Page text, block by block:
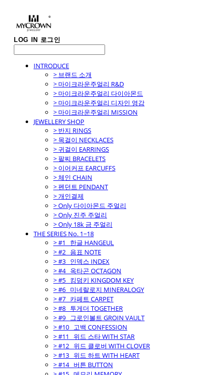
LOG IN 로그인
INTRODUCE
> 브랜드 소개
> 마이크라운주얼리 R&D
> 마이크라운주얼리 다이아몬드
> 마이크라운주얼리 디자인 영감
> 마이크라운주얼리 MISSION
JEWELLERY SHOP
> 반지 RINGS
> 목걸이 NECKLACES
> 귀걸이 EARRINGS
> 팔찌 BRACELETS
> 이어커프 EARCUFFS
> 체인 CHAIN
> 펜던트 PENDANT
> 개인결제
> Only 다이아몬드 주얼리
> Only 진주 주얼리
> Only 18k 금 주얼리
THE SERIES No. 1~18
> #1_ 한글 HANGEUL
> #2_ 음표 NOTE
> #3_ 인덱스 INDEX
> #4_ 옥타곤 OCTAGON
> #5_ 킹덤키 KINGDOM KEY
> #6_ 미네랄로지 MINERALOGY
> #7_ 카페트 CARPET
> #8_ 투게더 TOGETHER
> #9_ 그로인볼트 GROIN VAULT
> #10_ 고백 CONFESSION
> #11_ 위드 스타 WITH STAR
> #12_ 위드 클로버 WITH CLOVER
> #13_ 위드 하트 WITH HEART
> #14_ 버튼 BUTTON